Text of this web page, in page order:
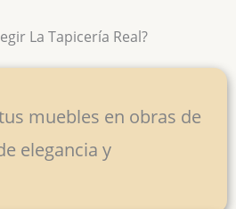
La Tapicería Real?
muebles en obras de
elegancia y